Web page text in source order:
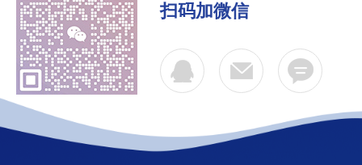
扫码加微信